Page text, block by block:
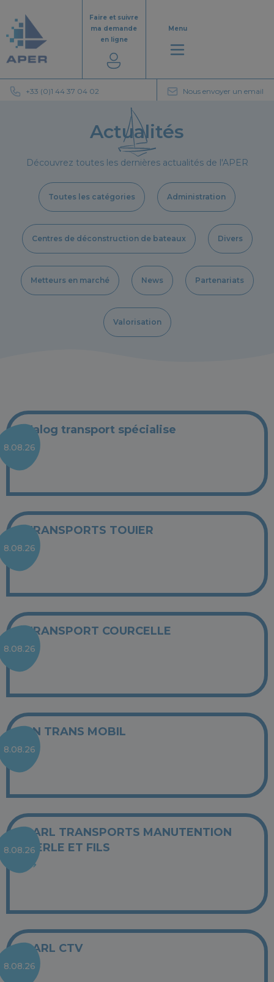
contenu
Faire et suivre
ma demande
en ligne
Menu
+33 (0)1 44 37 04 02 Nous envoyer un email
Actualités
Découvrez toutes les dernières actualités de l'APER
Toutes les catégories Administration
Centres de déconstruction de bateaux Divers
Metteurs en marché News Partenariats
Valorisation
8.08.26
Talog transport spécialise
8.08.26
TRANSPORTS TOUIER
8.08.26
TRANSPORT COURCELLE
8.08.26
SN TRANS MOBIL
8.08.26
SARL TRANSPORTS MANUTENTION
MERLE ET FILS
8.08.26
SARL CTV